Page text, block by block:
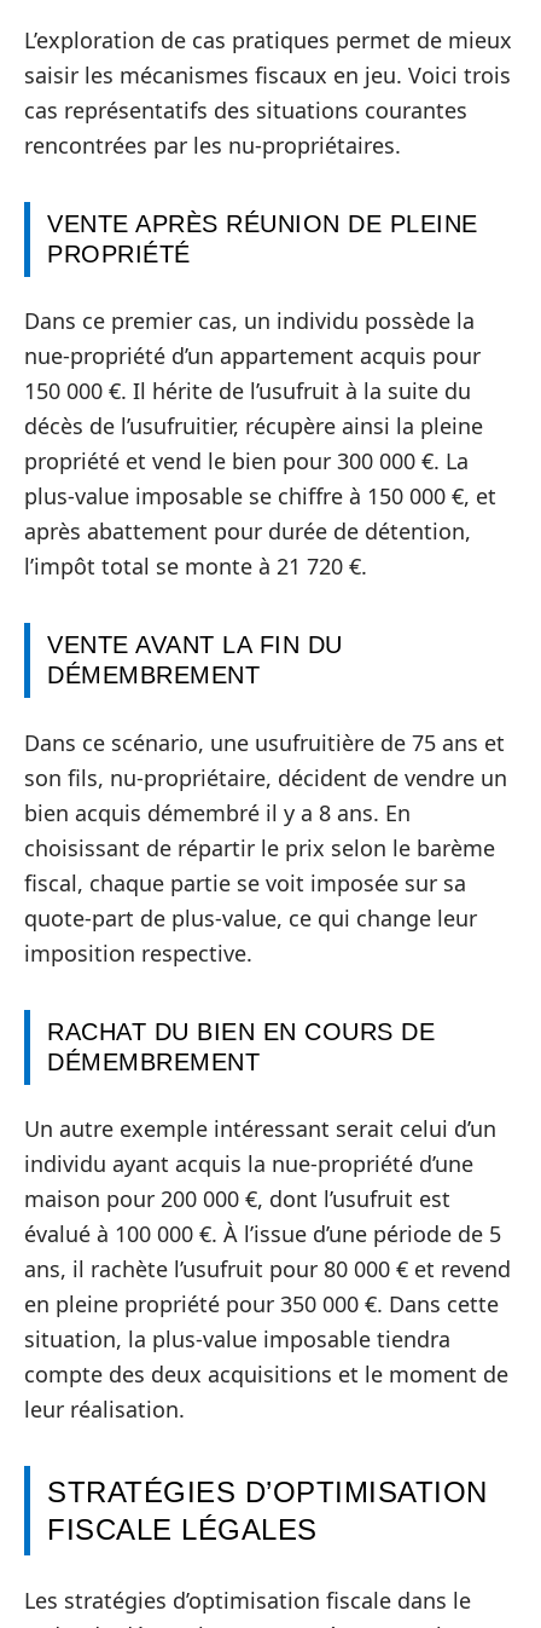
L’exploration de cas pratiques permet de mieux
saisir les mécanismes fiscaux en jeu. Voici trois
cas représentatifs des situations courantes
rencontrées par les nu-propriétaires.
VENTE APRÈS RÉUNION DE PLEINE
PROPRIÉTÉ
Dans ce premier cas, un individu possède la
nue-propriété d’un appartement acquis pour
150 000 €. Il hérite de l’usufruit à la suite du
décès de l’usufruitier, récupère ainsi la pleine
propriété et vend le bien pour 300 000 €. La
plus-value imposable se chiffre à 150 000 €, et
après abattement pour durée de détention,
l’impôt total se monte à 21 720 €.
VENTE AVANT LA FIN DU
DÉMEMBREMENT
Dans ce scénario, une usufruitière de 75 ans et
son fils, nu-propriétaire, décident de vendre un
bien acquis démembré il y a 8 ans. En
choisissant de répartir le prix selon le barème
fiscal, chaque partie se voit imposée sur sa
quote-part de plus-value, ce qui change leur
imposition respective.
RACHAT DU BIEN EN COURS DE
DÉMEMBREMENT
Un autre exemple intéressant serait celui d’un
individu ayant acquis la nue-propriété d’une
maison pour 200 000 €, dont l’usufruit est
évalué à 100 000 €. À l’issue d’une période de 5
ans, il rachète l’usufruit pour 80 000 € et revend
en pleine propriété pour 350 000 €. Dans cette
situation, la plus-value imposable tiendra
compte des deux acquisitions et le moment de
leur réalisation.
STRATÉGIES D’OPTIMISATION
FISCALE LÉGALES
Les stratégies d’optimisation fiscale dans le